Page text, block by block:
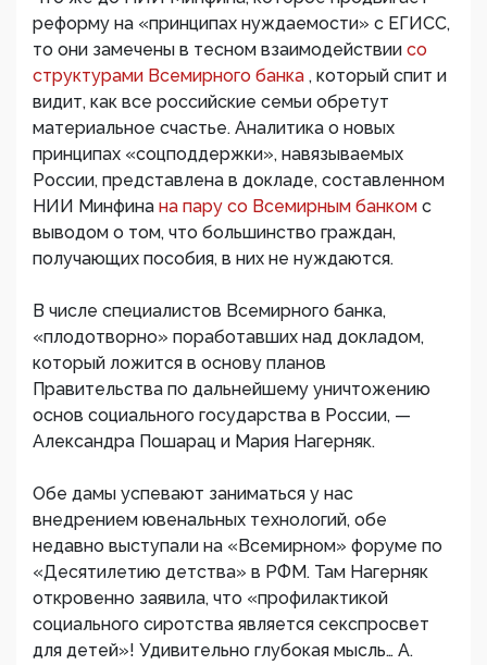
реформу на «принципах нуждаемости» с ЕГИСС,
то они замечены в тесном взаимодействии со
структурами Всемирного банка , который спит и
видит, как все российские семьи обретут
материальное счастье. Аналитика о новых
принципах «соцподдержки», навязываемых
России, представлена в докладе, составленном
НИИ Минфина на пару со Всемирным банком с
выводом о том, что большинство граждан,
получающих пособия, в них не нуждаются.
В числе специалистов Всемирного банка,
«плодотворно» поработавших над докладом,
который ложится в основу планов
Правительства по дальнейшему уничтожению
основ социального государства в России, —
Александра Пошарац и Мария Нагерняк.
Обе дамы успевают заниматься у нас
внедрением ювенальных технологий, обе
недавно выступали на «Всемирном» форуме по
«Десятилетию детства» в РФМ. Там Нагерняк
откровенно заявила, что «профилактикой
социального сиротства является секспросвет
для детей»! Удивительно глубокая мысль… А.